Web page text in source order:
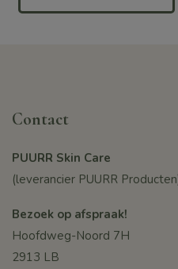
Contact
PUURR Skin Care
(leverancier PUURR
Bezoek op afspraak!
Hoofdweg-Noord 7H
2913 LB